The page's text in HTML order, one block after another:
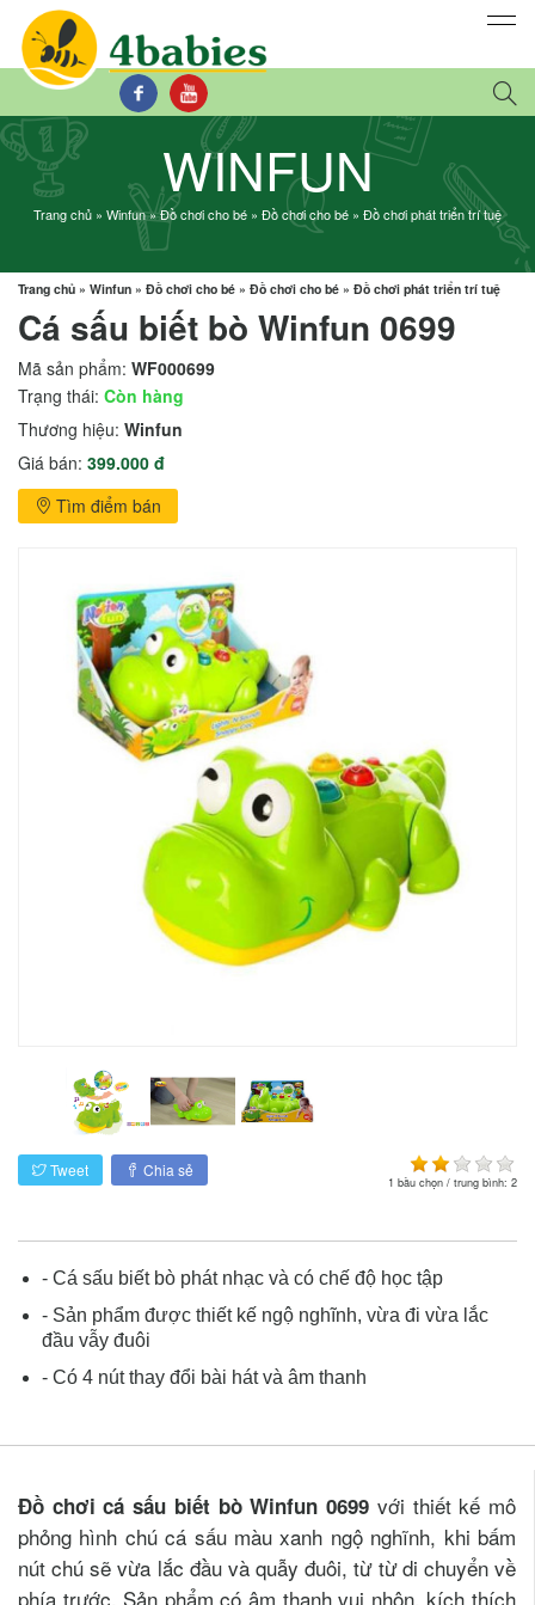
WINFUN
Trang chủ » Winfun»Đồ chơi cho bé » Đồ chơi cho bé » Đồ chơi phát triển trí tuệ
Trang chủ » Winfun » Đồ chơi cho bé » Đồ chơi cho bé » Đồ chơi phát triển trí tuệ
Cá sấu biết bò Winfun 0699
Mã sản phẩm: WF000699
Trạng thái: Còn hàng
Thương hiệu: Winfun
Giá bán: 399.000 đ
Tìm điểm bán
1 bầu chọn / trung bình: 2
Tweet Chia sẻ
- Cá sấu biết bò phát nhạc và có chế độ học tập
- Sản phẩm được thiết kế ngộ nghĩnh, vừa đi vừa lắc
đầu vẫy đuôi
- Có 4 nút thay đổi bài hát và âm thanh
Đồ chơi cá sấu biết bò Winfun 0699 với thiết kế mô
phỏng hình chú cá sấu màu xanh ngộ nghĩnh, khi bấm
nút chú sẽ vừa lắc đầu và quẫy đuôi, từ từ di chuyển về
phía trước. Sản phẩm có âm thanh vui nhộn, kích thích